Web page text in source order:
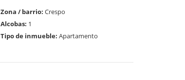
Zona / barrio: Crespo
Alcobas: 1
Tipo de inmueble: Apartamento